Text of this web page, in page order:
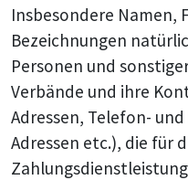
Insbesondere Namen,
Bezeichnungen
Personen und
Verbände und ihre
Adressen, Telefon-
Adressen etc.), die für